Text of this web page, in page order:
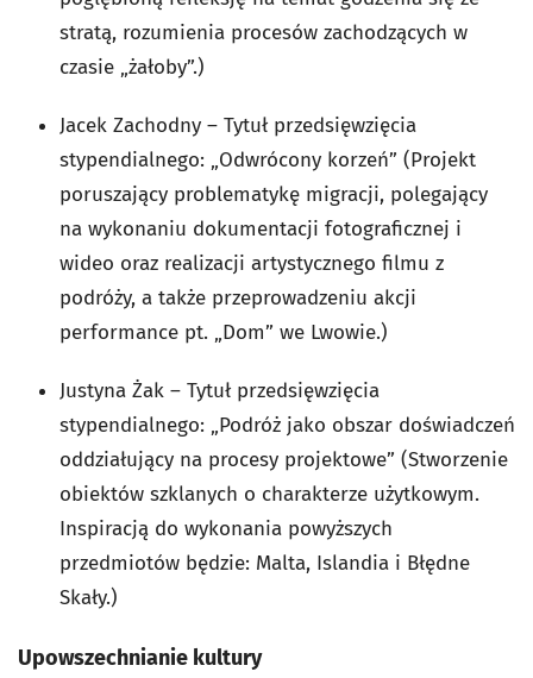
stratą, rozumienia procesów zachodzących w
czasie „żałoby”.)
Jacek Zachodny – Tytuł przedsięwzięcia
stypendialnego: „Odwrócony korzeń” (Projekt
poruszający problematykę migracji, polegający
na wykonaniu dokumentacji fotograficznej i
wideo oraz realizacji artystycznego filmu z
podróży, a także przeprowadzeniu akcji
performance pt. „Dom” we Lwowie.)
Justyna Żak – Tytuł przedsięwzięcia
stypendialnego: „Podróż jako obszar doświadczeń
oddziałujący na procesy projektowe” (Stworzenie
obiektów szklanych o charakterze użytkowym.
Inspiracją do wykonania powyższych
przedmiotów będzie: Malta, Islandia i Błędne
Skały.)
Upowszechnianie kultury